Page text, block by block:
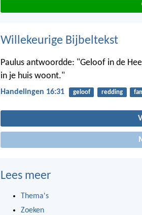
Willekeurige Bijbeltekst
Paulus antwoordde: "Geloof in de
in je huis woont."
Handelingen 16:31 geloof redding
Lees meer
Thema's
Zoeken